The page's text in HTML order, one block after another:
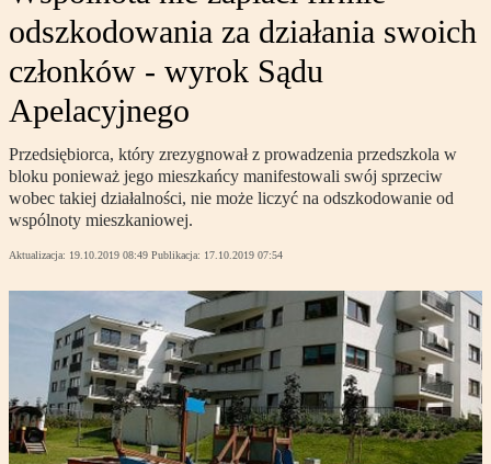
odszkodowania za działania swoich
członków - wyrok Sądu
Apelacyjnego
Przedsiębiorca, który zrezygnował z prowadzenia przedszkola w
bloku ponieważ jego mieszkańcy manifestowali swój sprzeciw
wobec takiej działalności, nie może liczyć na odszkodowanie od
wspólnoty mieszkaniowej.
Aktualizacja: 19.10.2019 08:49 Publikacja: 17.10.2019 07:54